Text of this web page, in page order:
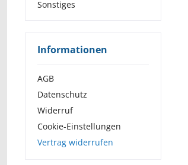
Sonstiges
Informationen
AGB
Datenschutz
Widerruf
Cookie-Einstellungen
Vertrag widerrufen